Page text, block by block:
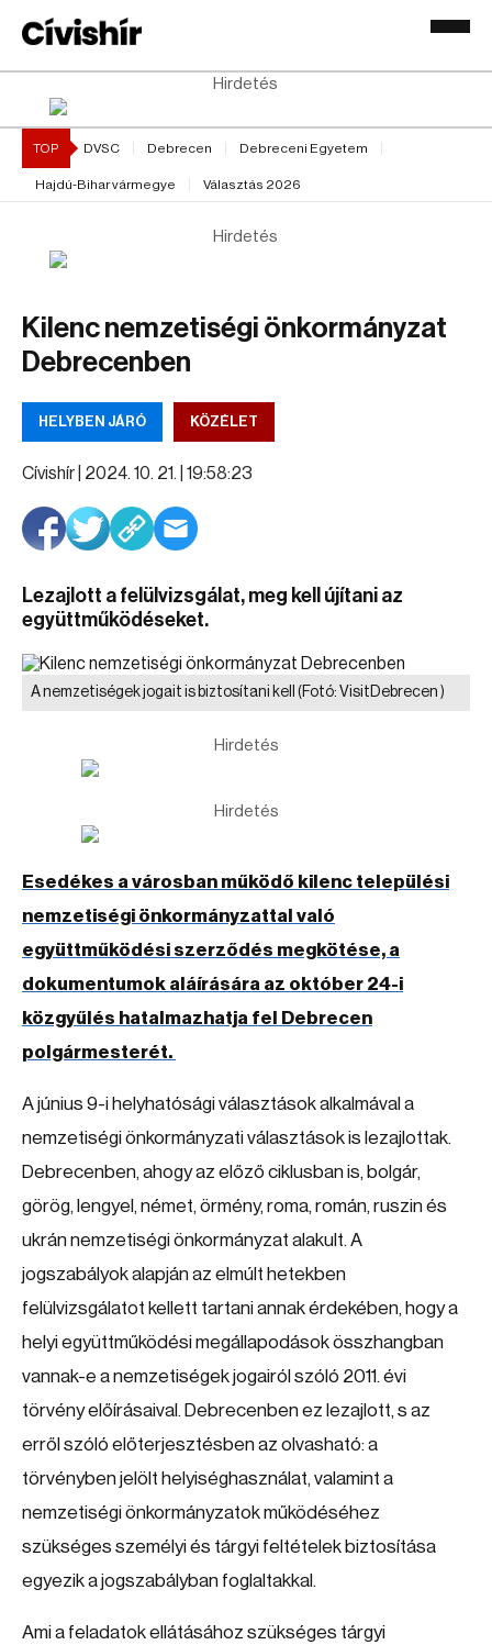
Hirdetés
TOP DVSC Debrecen Debreceni Egyetem
Hajdú-Bihar vármegye Választás 2026
Hirdetés
Kilenc nemzetiségi önkormányzat
Debrecenben
HELYBEN JÁRÓ KÖZÉLET
Cívishír | 2024. 10. 21. | 19:58:23
Lezajlott a felülvizsgálat, meg kell újítani az
együttműködéseket.
A nemzetiségek jogait is biztosítani kell (Fotó: VisitDebrecen )
Hirdetés
Hirdetés
Esedékes a városban működő kilenc települési
nemzetiségi önkormányzattal való
együttműködési szerződés megkötése, a
dokumentumok aláírására az október 24-i
közgyűlés hatalmazhatja fel Debrecen
polgármesterét.
A június 9-i helyhatósági választások alkalmával a
nemzetiségi önkormányzati választások is lezajlottak.
Debrecenben, ahogy az előző ciklusban is, bolgár,
görög, lengyel, német, örmény, roma, román, ruszin és
ukrán nemzetiségi önkormányzat alakult. A
jogszabályok alapján az elmúlt hetekben
felülvizsgálatot kellett tartani annak érdekében, hogy a
helyi együttműködési megállapodások összhangban
vannak-e a nemzetiségek jogairól szóló 2011. évi
törvény előírásaival. Debrecenben ez lezajlott, s az
erről szóló előterjesztésben az olvasható: a
törvényben jelölt helyiséghasználat, valamint a
nemzetiségi önkormányzatok működéséhez
szükséges személyi és tárgyi feltételek biztosítása
egyezik a jogszabályban foglaltakkal.
Ami a feladatok ellátásához szükséges tárgyi